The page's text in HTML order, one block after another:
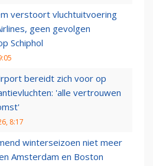
verstoort vluchtuitvoering
geen gevolgen
Schiphol
bereidt zich voor op
'alle vertrouwen
8:17
winterseizoen niet meer
Amsterdam en Boston